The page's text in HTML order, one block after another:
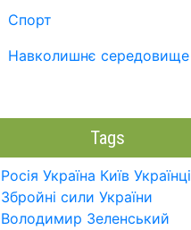
Спорт
Навколишнє середовище
Tags
Росія Україна Київ Українці
Збройні сили України
Володимир Зеленський